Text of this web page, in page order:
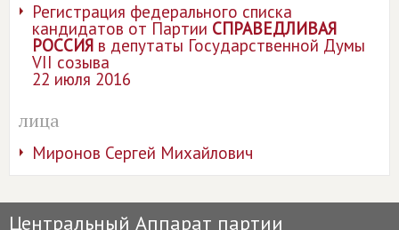
Регистрация федерального списка
кандидатов от Партии СПРАВЕДЛИВАЯ
РОССИЯ в депутаты Государственной Думы
VII созыва
22 июля 2016
лица
Миронов Сергей Михайлович
Центральный Аппарат партии